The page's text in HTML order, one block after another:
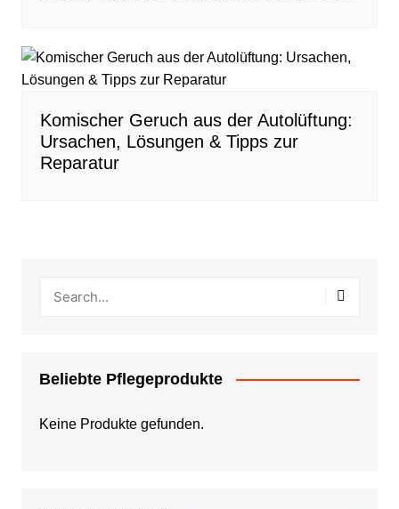
Komischer Geruch aus der Autolüftung:
Ursachen, Lösungen & Tipps zur
Reparatur
Beliebte Pflegeprodukte
Keine Produkte gefunden.